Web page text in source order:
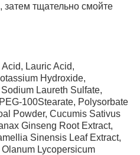
тщательно смойте
Lauric Acid,
Hydroxide,
Laureth Sulfate,
100Stearate, Polysorbate
Powder, Cucumis Sativus
Ginseng Root Extract,
Sinensis Leaf Extract,
Lycopersicum